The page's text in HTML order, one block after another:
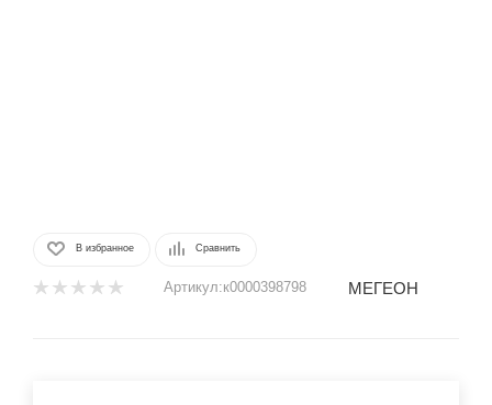
В избранное Сравнить
Артикул:к0000398798 МЕГЕОН